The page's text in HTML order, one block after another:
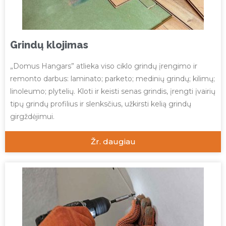
Grindų klojimas
„Domus Hangars” atlieka viso ciklo grindų įrengimo ir
remonto darbus: laminato; parketo; medinių grindų; kilimų;
linoleumo; plytelių. Kloti ir keisti senas grindis, įrengti įvairių
tipų grindų profilius ir slenksčius, užkirsti kelią grindų
girgždėjimui.
Žr. daugiau